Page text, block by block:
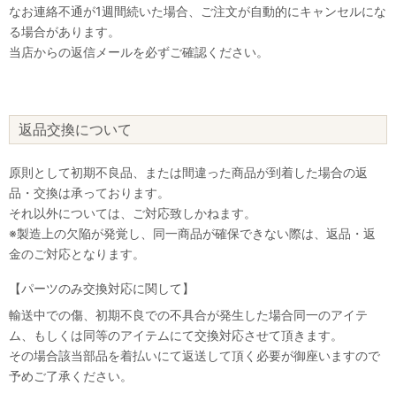
なお連絡不通が1週間続いた場合、ご注文が自動的にキャンセルにな
る場合があります。
当店からの返信メールを必ずご確認ください。
返品交換について
原則として初期不良品、または間違った商品が到着した場合の返
品・交換は承っております。
それ以外については、ご対応致しかねます。
※製造上の欠陥が発覚し、同一商品が確保できない際は、返品・返
金のご対応となります。
【パーツのみ交換対応に関して】
輸送中での傷、初期不良での不具合が発生した場合同一のアイテ
ム、もしくは同等のアイテムにて交換対応させて頂きます。
その場合該当部品を着払いにて返送して頂く必要が御座いますので
予めご了承ください。
なにかお困りのことはございますか？